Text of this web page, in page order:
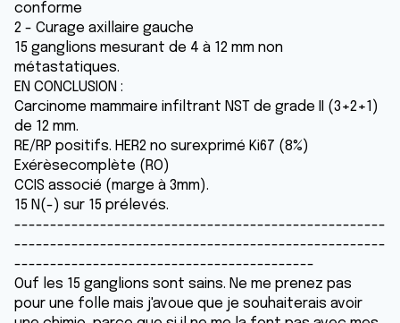
conforme
2 - Curage axillaire gauche
15 ganglions mesurant de 4 à 12 mm non
métastatiques.
EN CONCLUSION :
Carcinome mammaire infiltrant NST de grade II (3+2+1)
de 12 mm.
RE/RP positifs. HER2 no surexprimé Ki67 (8%)
Exérèsecomplète (RO)
CCIS associé (marge à 3mm).
15 N(-) sur 15 prélevés.
----------------------------------------------------
----------------------------------------------------
------------------------------------------
Ouf les 15 ganglions sont sains. Ne me prenez pas
pour une folle mais j'avoue que je souhaiterais avoir